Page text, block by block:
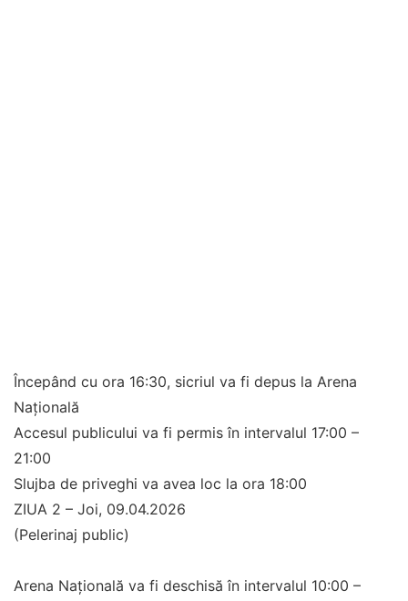
Începând cu ora 16:30, sicriul va fi depus la Arena
Națională
Accesul publicului va fi permis în intervalul 17:00 –
21:00
Slujba de priveghi va avea loc la ora 18:00
ZIUA 2 – Joi, 09.04.2026
(Pelerinaj public)
Arena Națională va fi deschisă în intervalul 10:00 –